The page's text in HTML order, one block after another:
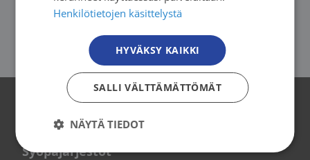
Yhteystiedot
Syöpäjärjestöt
Henkilötietojen käsittelystä
HYVÄKSY KAIKKI
SALLI VÄLTTÄMÄTTÖMÄT
NÄYTÄ TIEDOT